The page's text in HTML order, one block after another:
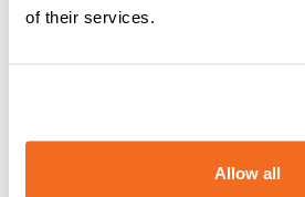
of their services.
Allow all
machines d'occasion ne sont peut-
le monde, mais elles ont
{{cta('6b2d3dac-9a1f-4ed3-b686-